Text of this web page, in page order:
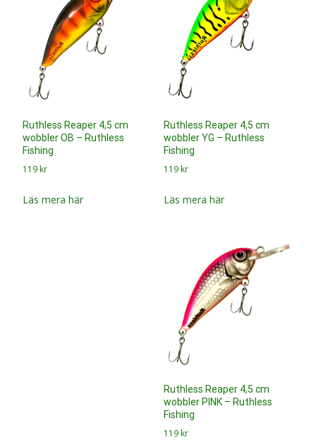
Ruthless Reaper 4,5 cm
wobbler OB – Ruthless
Fishing
119 kr
Läs mera här
Ruthless Reaper 4,5 cm
wobbler YG – Ruthless
Fishing
119 kr
Läs mera här
Ruthless Reaper 4,5 cm
wobbler PINK – Ruthless
Fishing
119 kr